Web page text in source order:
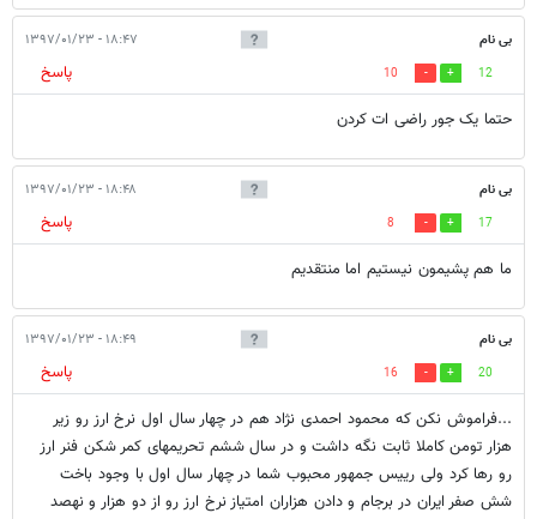
بی نام ۱۸:۴۷ - ۱۳۹۷/۰۱/۲۳
12
10
پاسخ
حتما یک جور راضی ات کردن
بی نام ۱۸:۴۸ - ۱۳۹۷/۰۱/۲۳
17
8
پاسخ
ما هم پشیمون نیستیم اما منتقدیم
بی نام ۱۸:۴۹ - ۱۳۹۷/۰۱/۲۳
20
16
پاسخ
...فراموش نکن که محمود احمدی نژاد هم در چهار سال اول نرخ ارز رو زیر
هزار تومن کاملا ثابت نگه داشت و در سال ششم تحریمهای کمر شکن فنر ارز
رو رها کرد ولی رییس جمهور محبوب شما در چهار سال اول با وجود باخت
شش صفر ایران در برجام و دادن هزاران امتیاز نرخ ارز رو از دو هزار و نهصد